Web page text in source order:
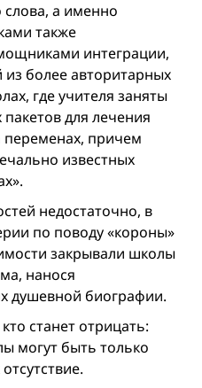
а именно
также
интеграции,
из более авторитарных
где учителя заняты
для лечения
переменах, причем
известных
недостаточно, в
по поводу «короны»
закрывали школы
нанося
душевной биографии.
станет отрицать:
могут быть только